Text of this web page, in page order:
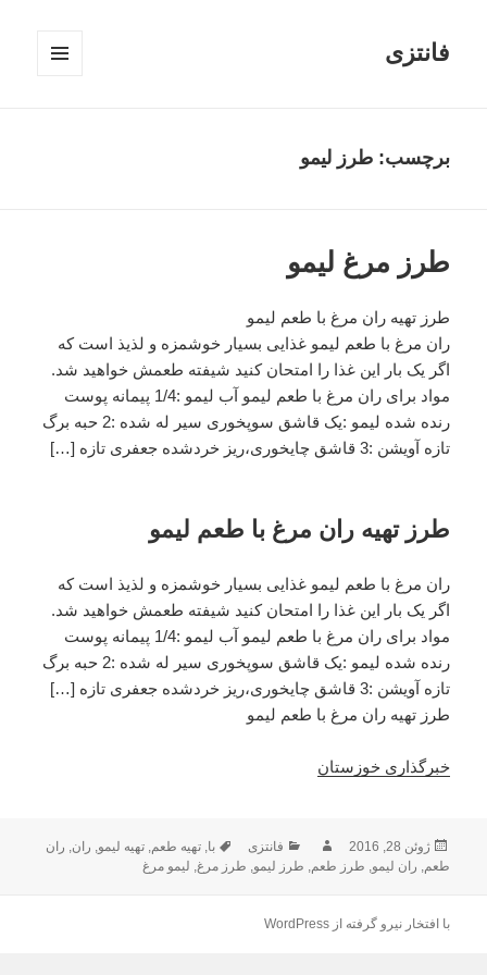
فانتزی
برچسب: طرز لیمو
طرز مرغ لیمو
طرز تهیه ران مرغ با طعم لیمو
ران مرغ با طعم لیمو غذایی بسیار خوشمزه و لذیذ است که
اگر یک بار این غذا را امتحان کنید شیفته طعمش خواهید شد.
مواد برای ران مرغ با طعم لیمو آب لیمو :1/4 پیمانه پوست
رنده شده لیمو :یک قاشق سوپخوری سیر له شده :2 حبه برگ
تازه آویشن :3 قاشق چایخوری،ریز خردشده جعفری تازه […]
طرز تهیه ران مرغ با طعم لیمو
ران مرغ با طعم لیمو غذایی بسیار خوشمزه و لذیذ است که
اگر یک بار این غذا را امتحان کنید شیفته طعمش خواهید شد.
مواد برای ران مرغ با طعم لیمو آب لیمو :1/4 پیمانه پوست
رنده شده لیمو :یک قاشق سوپخوری سیر له شده :2 حبه برگ
تازه آویشن :3 قاشق چایخوری،ریز خردشده جعفری تازه […]
طرز تهیه ران مرغ با طعم لیمو
خبرگذاری خوزستان
ارسال
شده
ژوئن 28, 2016 نویسندهدسته‌ها
فانتزی برچسب‌ها
با,تهیه طعم,تهیه لیمو, ران, ران
طعم, ران لیمو, طرز طعم, طرز لیمو, طرز مرغ, لیمو مرغ
با افتخار نیرو گرفته از WordPress